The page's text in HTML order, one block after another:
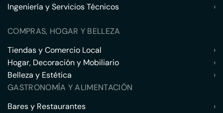
Ingeniería y Servicios Técnicos
›
COMPRAS, HOGAR Y BELLEZA
Tiendas y Comercio Local
›
Hogar, Decoración y Mobiliario
›
Belleza y Estética
›
GASTRONOMÍA Y ALIMENTACIÓN
Bares y Restaurantes
›